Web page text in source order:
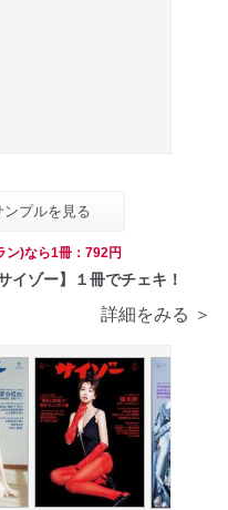
ンプルを見る
ン)なら1冊：792円
イゾー】１冊でチェキ！
詳細をみる ＞